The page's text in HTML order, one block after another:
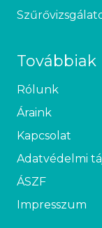
Továbbiak
Rólunk
Áraink
Kapcsolat
Adatvédelmi
ÁSZF
Impresszum